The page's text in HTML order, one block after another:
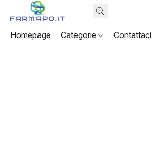
Homepage Categorie Contattaci